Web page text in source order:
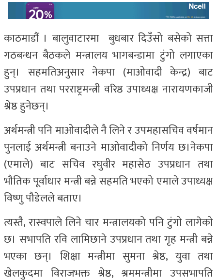
काठमाडौं । बालुवाटारमा बुधबार दिउँसो बसेको सत्ता
गठबन्धन बैठकले मन्त्रालय भागबन्डामा टुंगो लगाएका
हुन्। सहमतिअनुसार नेकपा (माओवादी केन्द्र) बाट
उपप्रधान तथा परराष्ट्रमन्त्री वरिष्ठ उपाध्यक्ष नारायणकाजी
श्रेष्ठ हुनेछन्।
अर्थमन्त्री पनि माओवादीले नै लिने र उपमहासचिव वर्षमान
पुनलाई अर्थमन्त्री बनाउने माओवादीको निर्णय छ।नेकपा
(एमाले) बाट सचिव रघुवीर महासेठ उपप्रधान तथा
भौतिक पूर्वाधार मन्त्री बन्ने सहमति भएको एमाले उपाध्यक्ष
विष्णु पौडेलले बताए।
त्यस्तै, रास्वपाले लिने चार मन्त्रालयको पनि टुंगो लागेको
छ। सभापति रवि लामिछाने उपप्रधान तथा गृह मन्त्री बन्ने
भएका छन्। शिक्षा मन्त्रीमा सुमना श्रेष्ठ, युवा तथा
खेलकुदमा विराजभक्त श्रेष्ठ, श्रममन्त्रीमा उपसभापति